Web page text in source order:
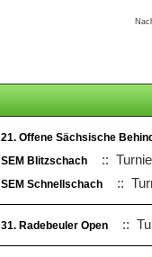
21. Offene Sächsische
SEM Blitzschach ::
SEM Schnellschach ::
31. Radebeuler Open ::